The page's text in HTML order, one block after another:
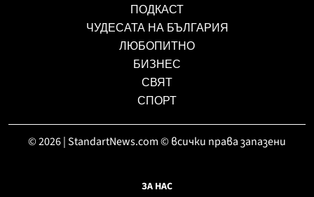
ПОДКАСТ
ЧУДЕСАТА НА БЪЛГАРИЯ
ЛЮБОПИТНО
БИЗНЕС
СВЯТ
СПОРТ
© 2026 | StandartNews.com © всички права запазени
ЗА НАС